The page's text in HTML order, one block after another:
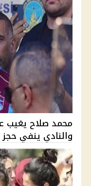
محمد صلاح يغيب
والنادي ينفي